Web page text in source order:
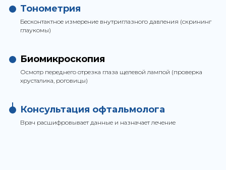
Тонометрия
Бесконтактное измерение внутриглазного давления (скрининг
глаукомы)
Биомикроскопия
Осмотр переднего отрезка глаза щелевой лампой (проверка
хрусталика, роговицы)
Консультация офтальмолога
Врач расшифровывает данные и назначает лечение